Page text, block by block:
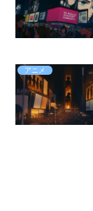
アニメ